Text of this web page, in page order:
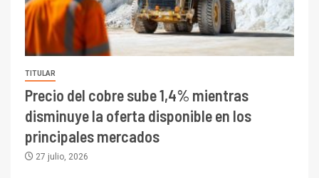
TITULAR
Precio del cobre sube 1,4% mientras
disminuye la oferta disponible en los
principales mercados
27 julio, 2026